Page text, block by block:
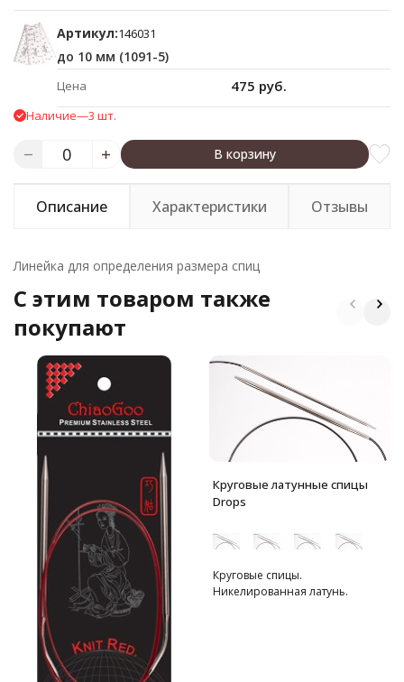
Артикул:146031
до 10 мм (1091-5)
Цена 475 руб.
Наличие—3 шт.
В корзину
Описание Характеристики Отзывы
Линейка для определения размера спиц
C этим товаром также
покупают
Круговые латунные спицы
Drops
Круговые спицы.
Никелированная латунь.